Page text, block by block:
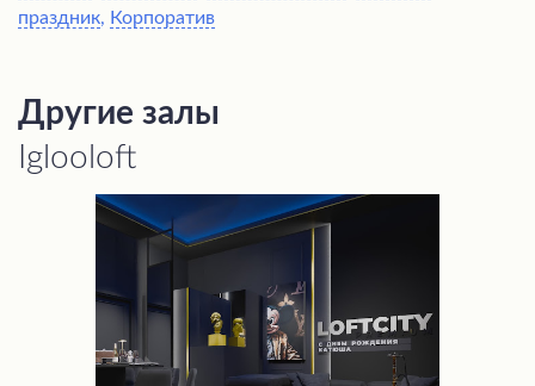
праздник, Корпоратив
Другие залы
Iglooloft